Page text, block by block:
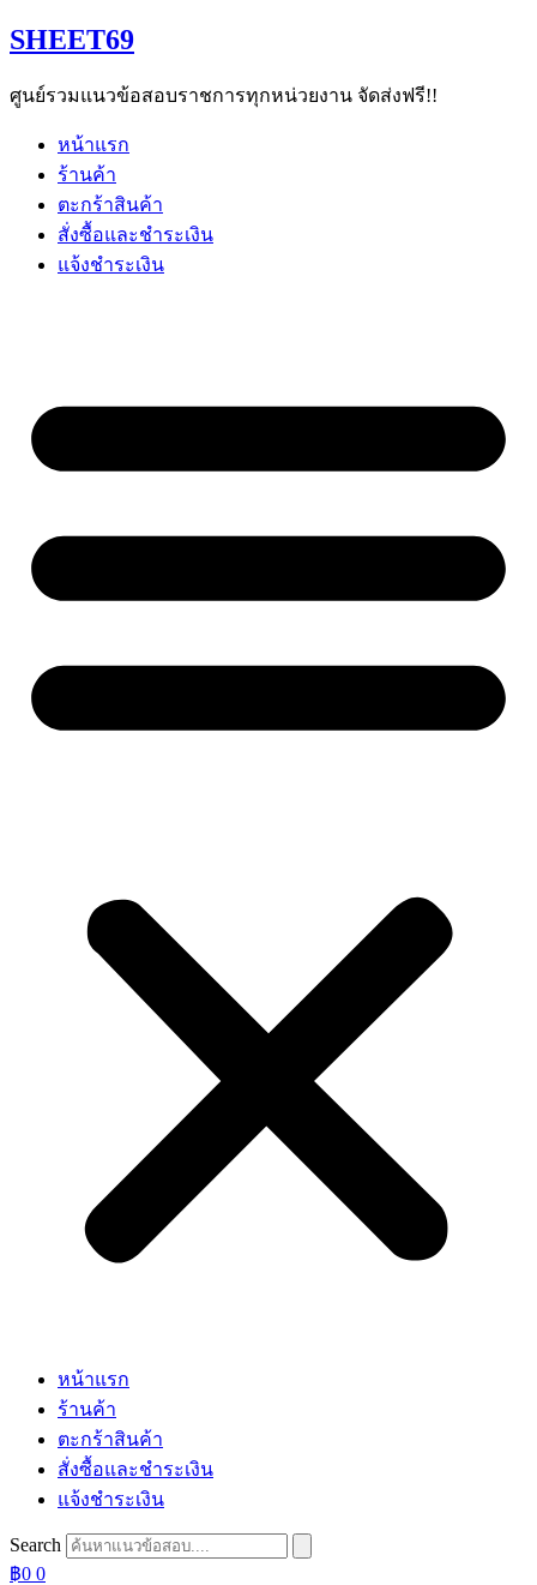
Skip
to
SHEET69
ศูนย์รวมแนวข้อสอบราชการทุกหน่วยงาน จัดส่งฟรี!!
หน้าแรก
ร้านค้า
ตะกร้าสินค้า
สั่งซื้อและชำระเงิน
แจ้งชำระเงิน
หน้าแรก
ร้านค้า
ตะกร้าสินค้า
สั่งซื้อและชำระเงิน
แจ้งชำระเงิน
Search
฿0 0